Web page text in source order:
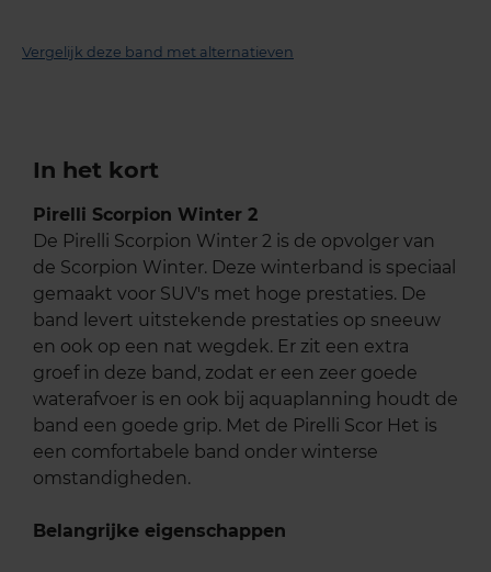
Vergelijk deze band met alternatieven
In het kort
Pirelli Scorpion Winter 2
De Pirelli Scorpion Winter 2 is de opvolger van
de Scorpion Winter. Deze winterband is speciaal
gemaakt voor SUV's met hoge prestaties. De
band levert uitstekende prestaties op sneeuw
en ook op een nat wegdek. Er zit een extra
groef in deze band, zodat er een zeer goede
waterafvoer is en ook bij aquaplanning houdt de
band een goede grip. Met de Pirelli Scor Het is
een comfortabele band onder winterse
omstandigheden.
Belangrijke eigenschappen